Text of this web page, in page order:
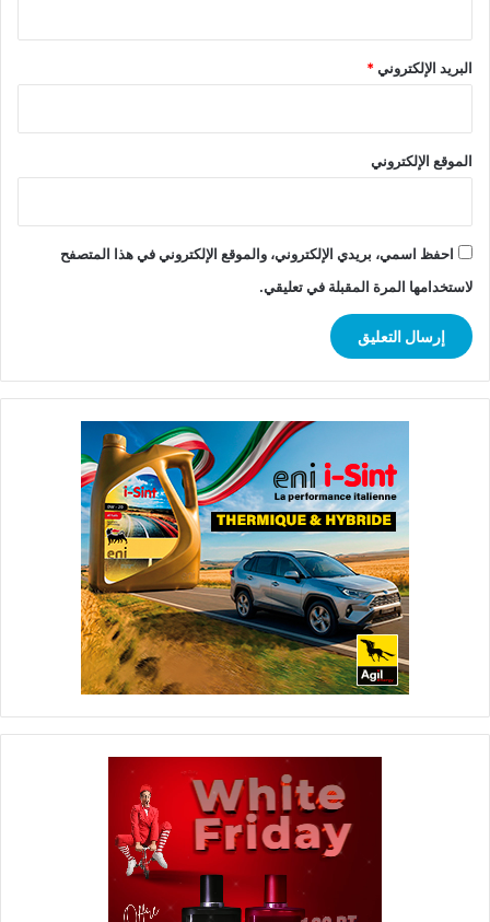
البريد الإلكتروني*
الموقع الإلكتروني
احفظ اسمي، بريدي الإلكتروني، والموقع الإلكتروني في هذا المتصفح
لاستخدامها المرة المقبلة في تعليقي.